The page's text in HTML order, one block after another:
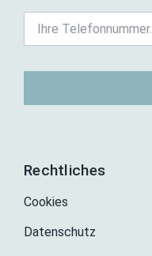
Rechtliches
Cookies
Datenschutz